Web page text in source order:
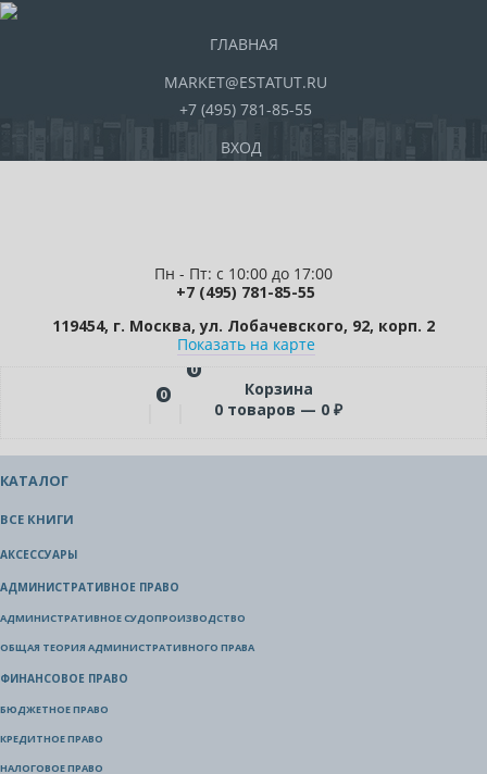
ГЛАВНАЯ
MARKET@ESTATUT.RU
+7 (495) 781-85-55
ВХОД
Пн - Пт: с 10:00 до 17:00
+7 (495) 781-85-55
119454, г. Москва, ул. Лобачевского, 92, корп. 2
Показать на карте
0
0
Корзина
0 товаров — 0 ₽
КАТАЛОГ
ВСЕ КНИГИ
АКСЕССУАРЫ
АДМИНИСТРАТИВНОЕ ПРАВО
АДМИНИСТРАТИВНОЕ СУДОПРОИЗВОДСТВО
ОБЩАЯ ТЕОРИЯ АДМИНИСТРАТИВНОГО ПРАВА
ФИНАНСОВОЕ ПРАВО
БЮДЖЕТНОЕ ПРАВО
КРЕДИТНОЕ ПРАВО
НАЛОГОВОЕ ПРАВО